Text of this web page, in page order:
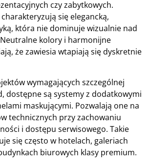
czy zabytkowych.
się elegancką,
która nie dominuje wizualnie nad
kolory i harmonijne
że zawiesia wtapiają się dyskretnie
wymagających szczególnej
dostępne są systemy z dodatkowymi
maskującymi. Pozwalają one na
technicznych przy zachowaniu
i dostępu serwisowego. Takie
się często w hotelach, galeriach
biurowych klasy premium.